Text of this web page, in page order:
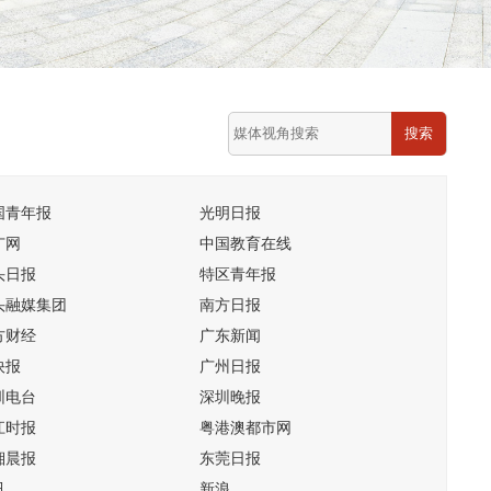
搜索
青年报
光明日报
网
中国教育在线
日报
特区青年报
融媒集团
南方日报
财经
广东新闻
报
广州日报
电台
深圳晚报
时报
粤港澳都市网
晨报
东莞日报